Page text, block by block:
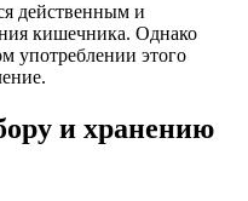
действенным и
кишечника. Однако
употреблении этого
и хранению